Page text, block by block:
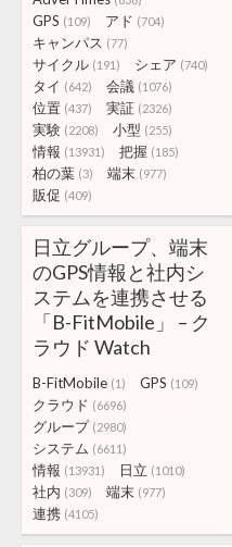
GPS (109) アド (704)
キャンパス (77)
サイクル (191) シェア (740)
タイ (642) 会議 (1076)
位置 (437) 実証 (2326)
実験 (2208) 小型 (255)
情報 (13931) 把握 (185)
柏の葉 (3) 端末 (977)
販促 (409)
日立グループ、端末
のGPS情報と社内シ
ステムを連携させる
「B-FitMobile」 – ク
ラウド Watch
B-FitMobile (1) GPS (109)
クラウド (6696)
グループ (2980)
システム (6611)
情報 (13931) 日立 (1010)
社内 (309) 端末 (977)
連携 (4105)